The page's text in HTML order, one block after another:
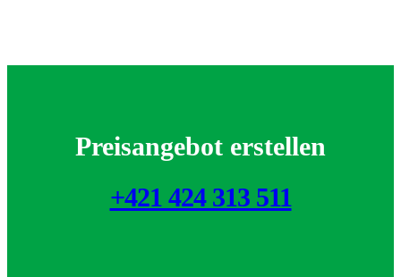
Preisangebot erstellen
+421 424 313 511